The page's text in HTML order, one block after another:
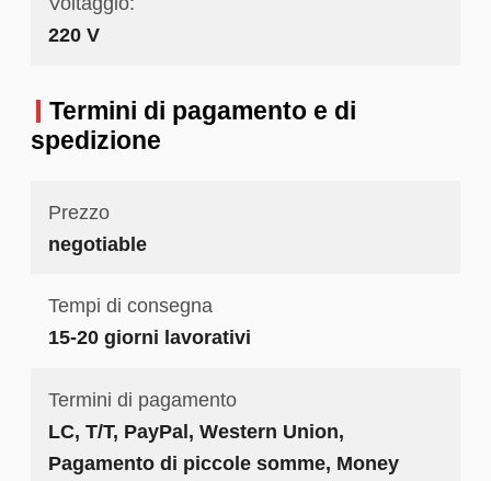
220 V
Termini di pagamento e di
spedizione
Prezzo
negotiable
Tempi di consegna
15-20 giorni lavorativi
Termini di pagamento
LC, T/T, PayPal, Western Union,
Pagamento di piccole somme, Money